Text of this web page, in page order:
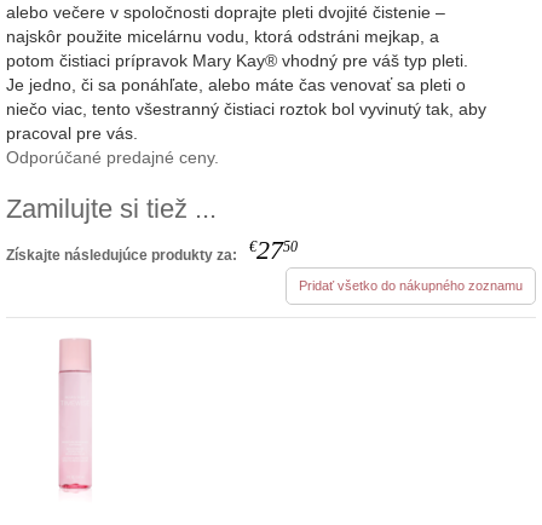
alebo večere v spoločnosti doprajte pleti dvojité čistenie –
najskôr použite micelárnu vodu, ktorá odstráni mejkap, a
potom čistiaci prípravok Mary Kay® vhodný pre váš typ pleti.
Je jedno, či sa ponáhľate, alebo máte čas venovať sa pleti o
niečo viac, tento všestranný čistiaci roztok bol vyvinutý tak, aby
pracoval pre vás.
Odporúčané predajné ceny.
Zamilujte si tiež ...
Získajte následujúce produkty za: €2750
Pridať všetko do nákupného zoznamu